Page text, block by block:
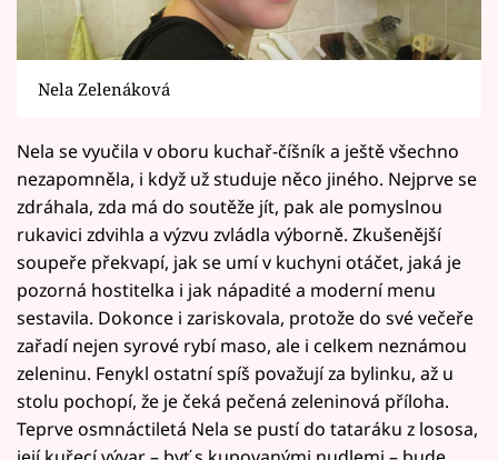
Nela Zelenáková
Nela se vyučila v oboru kuchař-číšník a ještě všechno
nezapomněla, i když už studuje něco jiného. Nejprve se
zdráhala, zda má do soutěže jít, pak ale pomyslnou
rukavici zdvihla a výzvu zvládla výborně. Zkušenější
soupeře překvapí, jak se umí v kuchyni otáčet, jaká je
pozorná hostitelka i jak nápadité a moderní menu
sestavila. Dokonce i zariskovala, protože do své večeře
zařadí nejen syrové rybí maso, ale i celkem neznámou
zeleninu. Fenykl ostatní spíš považují za bylinku, až u
stolu pochopí, že je čeká pečená zeleninová příloha.
Teprve osmnáctiletá Nela se pustí do tataráku z lososa,